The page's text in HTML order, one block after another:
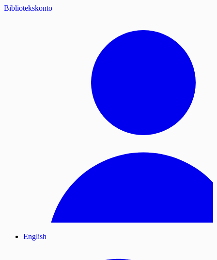
Bibliotekskonto
English